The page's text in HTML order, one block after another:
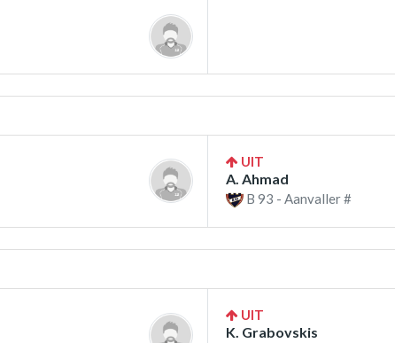
UIT
A. Ahmad
B 93 - Aanvaller #
UIT
K. Grabovskis